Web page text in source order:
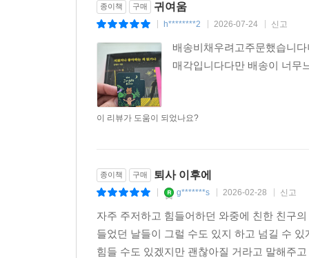
공부를 많이 하면 공부가 늘고
요리를 많이 하면 요리가 느는 것처럼
무언가를 하면 할수록 늘게 된다
그러니 걱정하지 마라
더 이상 걱정이 늘지 않게
“사람은 누구나 좋아하는 사람을 자신과 닮아가게
그래서 상대방에게 욕심낸다. 상대방이 내가 원하
그것은 사랑이 아니고 욕심이다.“ - 본문 중에서
내가 그 사람을 정말 사랑하는지 알 수 있는 방법
그 사람의 아픔을 내가 함께 짊어지고 나누고 싶
이때 사랑은 더 아름답게 지속된다.
저자는 연애 뿐만 아니라 자존감 인간관계 직장
그동안의 상담을 통해 사람들에게 도움을 주고 느
그동안 쌓인 걱정들의 대한 어떻게 나아가면 좋을
종이책 구매 귀여움
h********2 2026-07-24 신고
배송비채우려고주문했습니
매각입니다다만 배송이 너무
이 리뷰가 도움이 되었나요?
종이책 구매 퇴사 이후에
g*******s 2026-02-28 신고
자주 주저하고 힘들어하던 와중에 친한 친구
들었던 날들이 그럴 수도 있지 하고 넘길 수
힘들 수도 있겠지만 괜찮아질 거라고 말해주